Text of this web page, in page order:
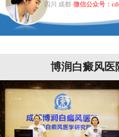
四川 成都 微信公众号：
博润白癜风医